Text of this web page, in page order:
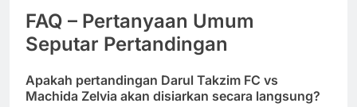
FAQ – Pertanyaan Umum
Seputar Pertandingan
Apakah pertandingan Darul Takzim FC vs
Machida Zelvia akan disiarkan secara langsung?